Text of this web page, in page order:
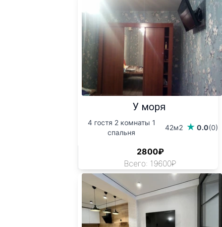
У моря
4 гостя 2 комнаты 1
спальня
42м2 0.0(0)
2800₽
Всего: 19600₽